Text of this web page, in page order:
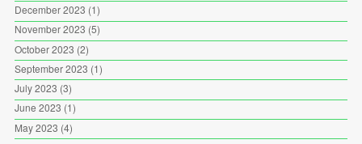
December 2023 (1)
November 2023 (5)
October 2023 (2)
September 2023 (1)
July 2023 (3)
June 2023 (1)
May 2023 (4)